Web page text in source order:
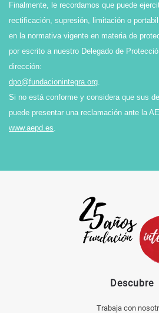
Finalmente, le recordamos que puede
rectificación, supresión, limitación o
en la normativa vigente en materia de
por escrito a nuestro Delegado de
dirección:
dpo@fundacionintegra.org.
Si no está conforme y considera que sus
puede presentar una reclamación ante la
www.aepd.es.
Descubre
Trabaja con